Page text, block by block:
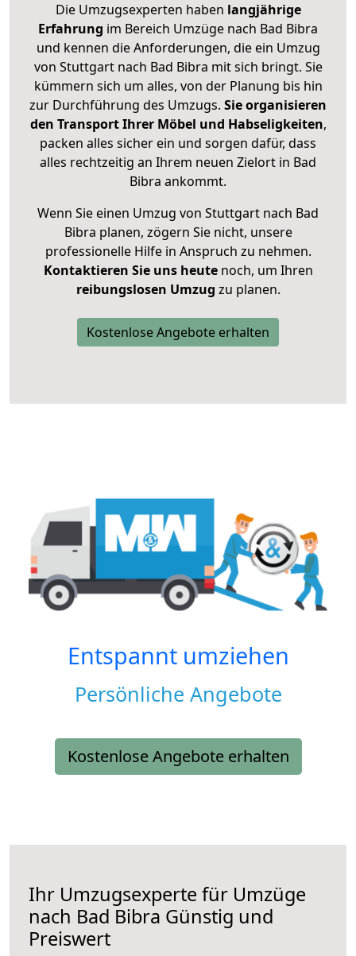
Die Umzugsexperten haben langjährige
Erfahrung im Bereich Umzüge nach Bad Bibra
und kennen die Anforderungen, die ein Umzug
von Stuttgart nach Bad Bibra mit sich bringt. Sie
kümmern sich um alles, von der Planung bis hin
zur Durchführung des Umzugs. Sie organisieren
den Transport Ihrer Möbel und Habseligkeiten,
packen alles sicher ein und sorgen dafür, dass
alles rechtzeitig an Ihrem neuen Zielort in Bad
Bibra ankommt.
Wenn Sie einen Umzug von Stuttgart nach Bad
Bibra planen, zögern Sie nicht, unsere
professionelle Hilfe in Anspruch zu nehmen.
Kontaktieren Sie uns heutenoch, um Ihren
reibungslosen Umzug zu planen.
Kostenlose Angebote erhalten
Entspannt umziehen
Persönliche Angebote
Kostenlose Angebote erhalten
Ihr Umzugsexperte für Umzüge
nach Bad Bibra Günstig und
Preiswert